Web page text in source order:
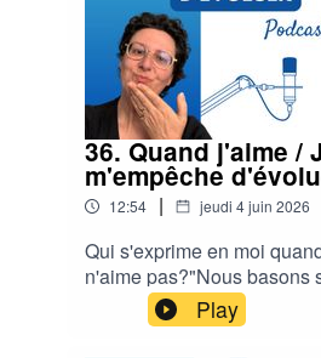
36. Quand j'aime /
m'empêche
12:54 | jeudi 4 juin 2026
Qui s'exprime en moi
n'aime pas?"Nous basons
des intentions très fortes
cela va pouvoir nous aider
rien.Un exemple d'un
Play